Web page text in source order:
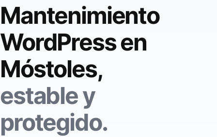
Mantenimiento
WordPress en
Móstoles,
estable y
protegido.